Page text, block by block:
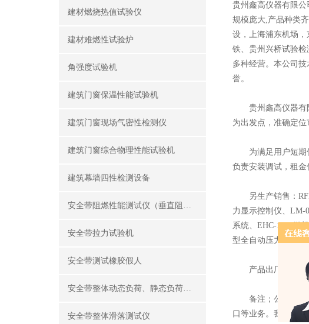
建材燃烧热值试验仪
建材难燃性试验炉
角强度试验机
建筑门窗保温性能试验机
建筑门窗现场气密性检测仪
建筑门窗综合物理性能试验机
建筑幕墙四性检测设备
安全带阻燃性能测试仪（垂直阻燃仪）
安全带拉力试验机
安全带测试橡胶假人
安全带整体动态负荷、静态负荷测试仪
安全带整体滑落测试仪
贵州鑫高仪器有限
规模庞大,产品种类
设，上海浦东机场
铁、贵州兴桥试验
多种经营。本公司
誉。
贵州鑫高仪器有限
为出发点，准确定
为满足用户短期使
负责安装调试，租金
另生产销售：RFP-
力显示控制仪、LM-
系统、EHC-1300微
型全自动压力试验机
产品出厂质检严格
备注；公司可对现
口等业务。我公司